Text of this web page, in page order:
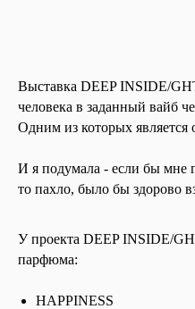
Выставка DEEP INSIDE/
человека в заданный вайб
Одним из которых является
И я подумала - если бы мне
то пахло, было бы здорово
У проекта DEEP INSIDE/
парфюма:
HAPPINESS